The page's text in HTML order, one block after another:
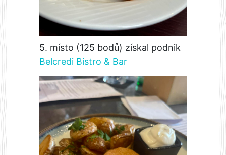
5. místo (125 bodů) získal podnik
Belcredi Bistro & Bar